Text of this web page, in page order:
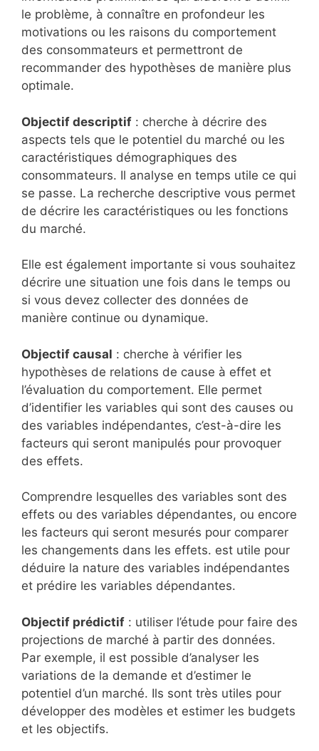
le problème, à connaître en profondeur les
motivations ou les raisons du comportement
des consommateurs et permettront de
recommander des hypothèses de manière plus
optimale.
Objectif descriptif : cherche à décrire des
aspects tels que le potentiel du marché ou les
caractéristiques démographiques des
consommateurs. Il analyse en temps utile ce qui
se passe. La recherche descriptive vous permet
de décrire les caractéristiques ou les fonctions
du marché.
Elle est également importante si vous souhaitez
décrire une situation une fois dans le temps ou
si vous devez collecter des données de
manière continue ou dynamique.
Objectif causal : cherche à vérifier les
hypothèses de relations de cause à effet et
l’évaluation du comportement. Elle permet
d’identifier les variables qui sont des causes ou
des variables indépendantes, c’est-à-dire les
facteurs qui seront manipulés pour provoquer
des effets.
Comprendre lesquelles des variables sont des
effets ou des variables dépendantes, ou encore
les facteurs qui seront mesurés pour comparer
les changements dans les effets. est utile pour
déduire la nature des variables indépendantes
et prédire les variables dépendantes.
Objectif prédictif : utiliser l’étude pour faire des
projections de marché à partir des données.
Par exemple, il est possible d’analyser les
variations de la demande et d’estimer le
potentiel d’un marché. Ils sont très utiles pour
développer des modèles et estimer les budgets
et les objectifs.